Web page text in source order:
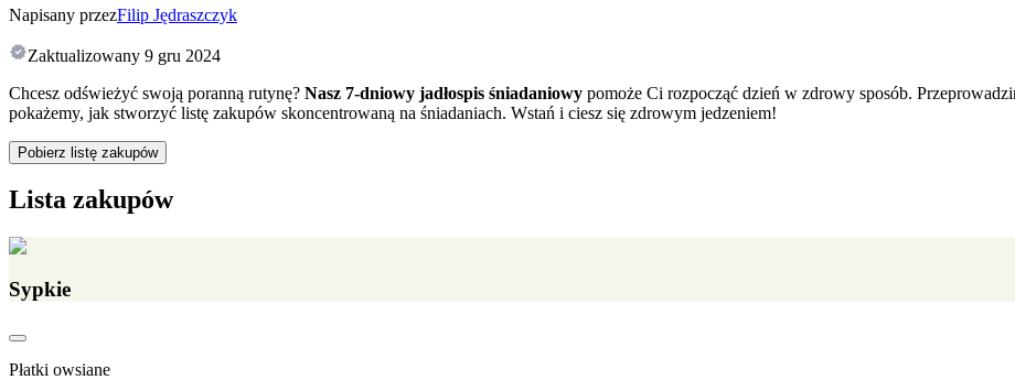
Napisany przezFilip Jędraszczyk
Zaktualizowany 9 gru 2024
Chcesz odświeżyć swoją poranną rutynę? Nasz 7-dniowy jadłospis śniadaniowy pomoże Ci rozpocząć dzień w zdrowy sposób.
pokażemy, jak stworzyć listę zakupów skoncentrowaną na śniadaniach. Wstań i ciesz się zdrowym jedzeniem!
Pobierz listę zakupów
Lista zakupów
Sypkie
Płatki owsiane